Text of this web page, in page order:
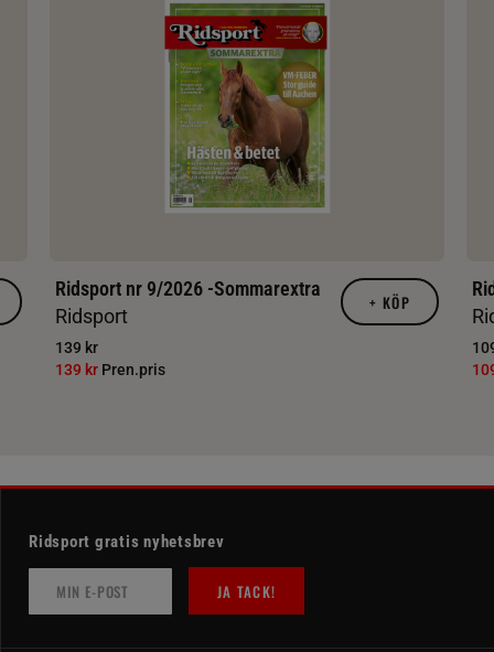
Ridsport nr 9/2026 -Sommarextra
Ridsport
139 kr
139 kr Pren.pris
+ KÖP
Ridsport gratis nyhetsbrev
JA TACK!